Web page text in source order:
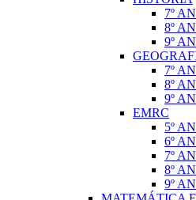
7º
8º
9º
7º
8º
9º
EMRC
5º
6º
7º
8º
9º